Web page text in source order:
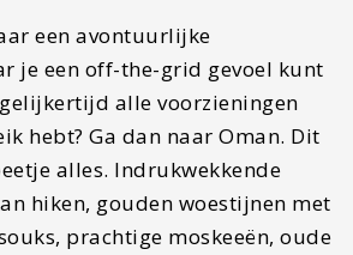
een avontuurlijke
je een off-the-grid gevoel kunt
alle voorzieningen
hebt? Ga dan naar Oman. Dit
alles. Indrukwekkende
hiken, gouden woestijnen met
prachtige moskeeën, oude